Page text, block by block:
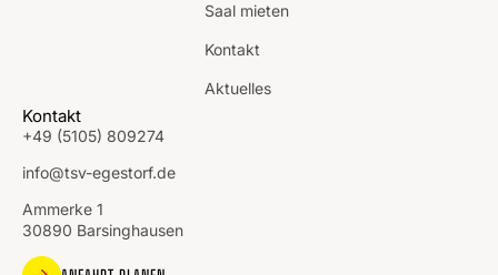
Saal mieten
Kontakt
Aktuelles
Kontakt
+49 (5105) 809274
info@tsv-egestorf.de
Ammerke 1
30890 Barsinghausen